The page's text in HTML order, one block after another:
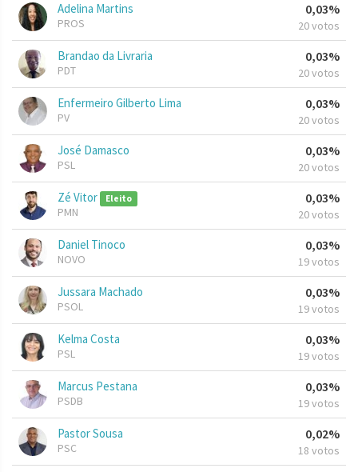
Adelina Martins
PROS
0,03%
20 votos
Brandao da Livraria
PDT
0,03%
20 votos
Enfermeiro Gilberto Lima
PV
0,03%
20 votos
José Damasco
PSL
0,03%
20 votos
Zé Vitor Eleito
PMN
0,03%
20 votos
Daniel Tinoco
NOVO
0,03%
19 votos
Jussara Machado
PSOL
0,03%
19 votos
Kelma Costa
PSL
0,03%
19 votos
Marcus Pestana
PSDB
0,03%
19 votos
Pastor Sousa
PSC
0,02%
18 votos